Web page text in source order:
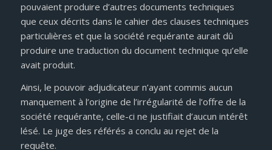
pouvaient produire d’autres documents techniques
que ceux décrits dans le cahier des clauses techniques
particulières et que la société requérante aurait dû
produire une traduction du document technique qu’elle
avait produit.
Ainsi, le pouvoir adjudicateur n’ayant commis aucun
manquement à l’origine de l’irrégularité de l’offre de la
société requérante, celle-ci ne justifiait d’aucun intérêt
lésé. Le juge des référés a conclu au rejet de la
requête.